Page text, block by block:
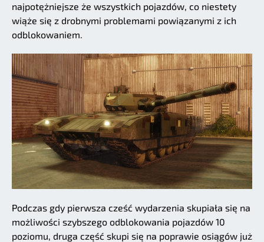
najpotężniejsze że wszystkich pojazdów, co niestety
wiąże się z drobnymi problemami powiązanymi z ich
odblokowaniem.
Podczas gdy pierwsza cześć wydarzenia skupiała się na
możliwości szybszego odblokowania pojazdów 10
poziomu, druga część skupi się na poprawie osiągów już